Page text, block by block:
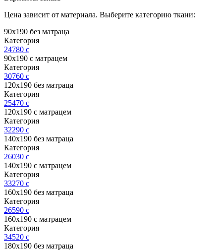
Цена зависит от материала. Выберите категорию ткани:
90х190 без матраца
Категория
24780 c
90х190 с матрацем
Категория
30760 c
120х190 без матраца
Категория
25470 c
120х190 с матрацем
Категория
32290 c
140х190 без матраца
Категория
26030 c
140х190 с матрацем
Категория
33270 c
160х190 без матраца
Категория
26590 c
160х190 с матрацем
Категория
34520 c
180х190 без матраца